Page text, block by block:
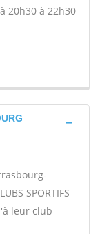
20h30 à 22h30
SPORTIFS
leur club